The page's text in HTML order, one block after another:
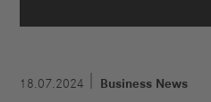
18.07.2024 Business News